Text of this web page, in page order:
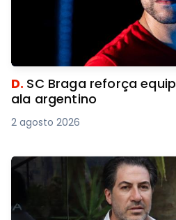
D. SC Braga reforça
ala argentino
2 agosto 2026